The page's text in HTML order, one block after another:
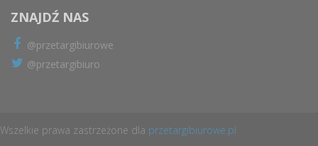
ZNAJDŹ NAS
@przetargibiurowe
@przetargibiuro
Wszelkie prawa zastrzeżone dla przetargibiurowe.pl